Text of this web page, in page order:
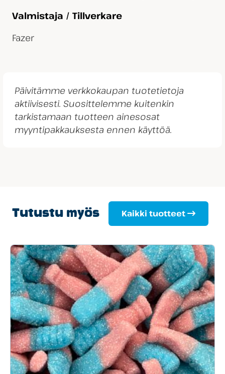
Valmistaja / Tillverkare
Fazer
Päivitämme verkkokaupan tuotetietoja
aktiivisesti. Suosittelemme kuitenkin
tarkistamaan tuotteen ainesosat
myyntipakkauksesta ennen käyttöä.
Tutustu myös Kaikki tuotteet